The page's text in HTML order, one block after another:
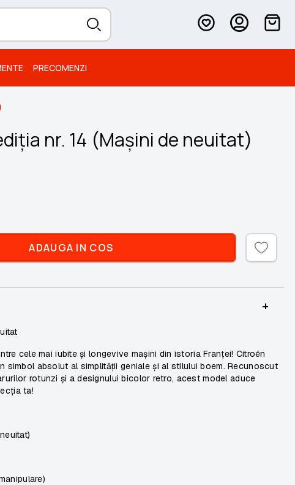
PRECOMENZI
nr. 14 (Mașini de neuitat)
ADAUGA IN COS
+
cele mai iubite și longevive mașini din istoria Franței! Citroën
simbol absolut al simplității geniale și al stilului boem. Recunoscut
rotunzi și a designului bicolor retro, acest model aduce
ta!